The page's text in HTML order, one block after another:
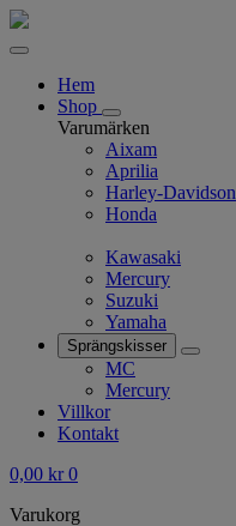
Hem
Shop
Varumärken
Aixam
Aprilia
Harley-Davidson
Honda
Kawasaki
Mercury
Suzuki
Yamaha
Sprängskisser
MC
Mercury
Villkor
Kontakt
0,00 kr 0
Varukorg